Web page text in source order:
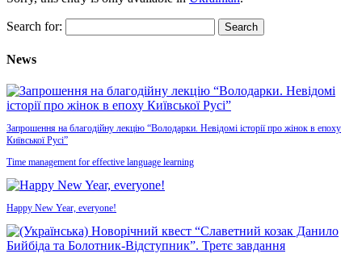
Search for:
News
Запрошення на благодійну лекцію “Володарки. Невідомі історії про жінок в епоху
Київської Русі”
Time management for effective language learning
Happy New Year, everyone!